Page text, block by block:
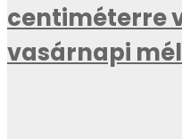
centiméterre
vasárnapi